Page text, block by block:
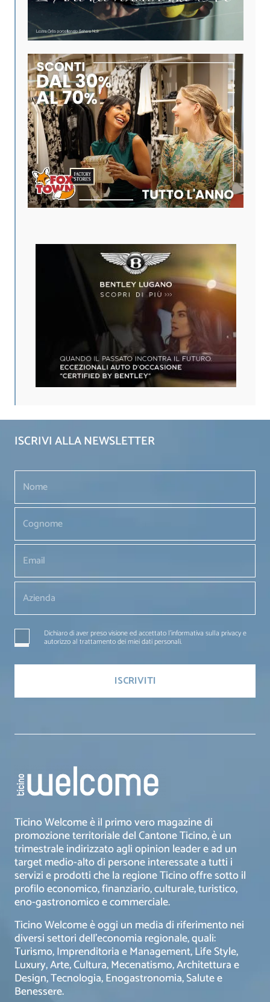
ISCRIVI ALLA NEWSLETTER
Dichiaro di aver preso visione ed accettato l'informativa sulla privacy e
autorizzo al trattamento dei miei dati personali.
Ticino Welcome è il primo vero magazine di
promozione territoriale del Cantone Ticino, è un
trimestrale indirizzato agli opinion leader e ad un
target medio-alto di persone interessate a tutti i
servizi e prodotti che la regione Ticino offre sotto il
profilo economico, finanziario, culturale, turistico,
eno-gastronomico e commerciale.
Ticino Welcome è oggi un media di riferimento nei
diversi settori dell’economia regionale, quali:
Turismo, Imprenditoria e Management, Life Style,
Luxury, Arte, Cultura, Mecenatismo, Architettura e
Design, Tecnologia, Enogastronomia, Salute e
Benessere.